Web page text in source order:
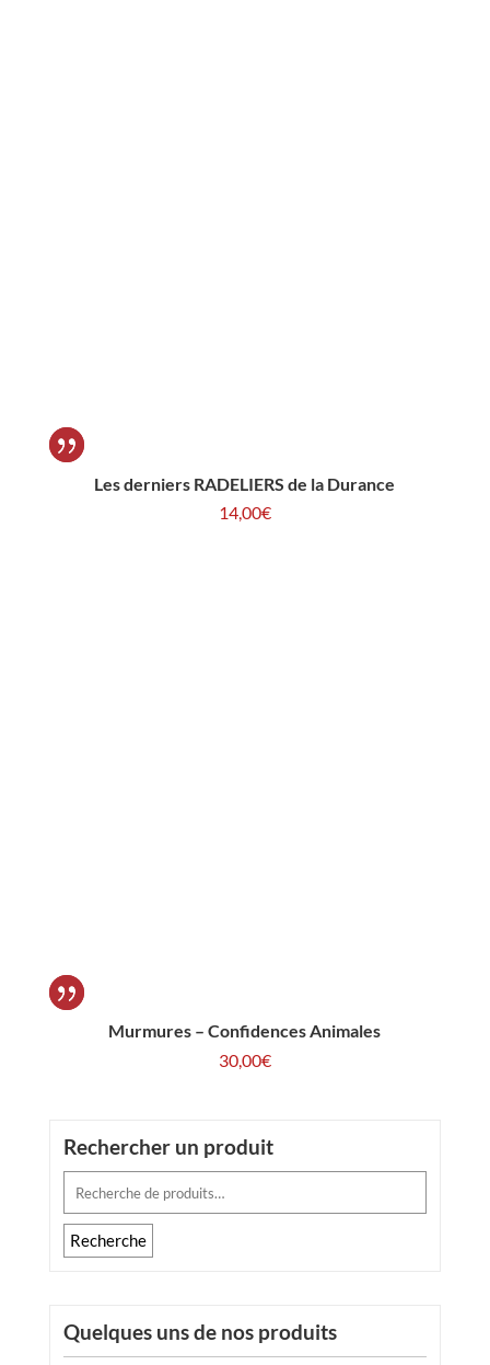
Les derniers RADELIERS de la Durance
14,00€
Murmures – Confidences Animales
30,00€
Rechercher un produit
Recherche
pour :
Recherche
Quelques uns de nos produits